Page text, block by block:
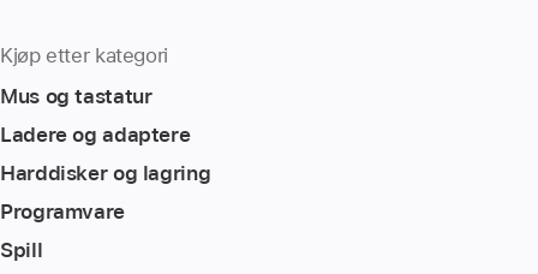
Kjøp etter kategori
Mus og tastatur
Ladere og adaptere
Harddisker og lagring
Programvare
Spill